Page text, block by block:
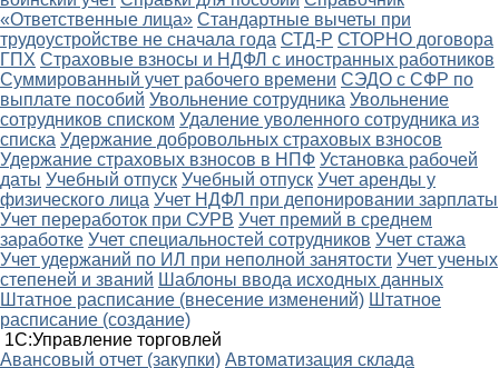
«Ответственные лица» Стандартные вычеты при
трудоустройстве не сначала года СТД-Р СТОРНО договора
ГПХ Страховые взносы и НДФЛ с иностранных работников
Суммированный учет рабочего времени СЭДО с СФР по
выплате пособий Увольнение сотрудника Увольнение
сотрудников списком Удаление уволенного сотрудника из
списка Удержание добровольных страховых взносов
Удержание страховых взносов в НПФ Установка рабочей
даты Учебный отпуск Учебный отпуск Учет аренды у
физического лица Учет НДФЛ при депонировании зарплаты
Учет переработок при СУРВ Учет премий в среднем
заработке Учет специальностей сотрудников Учет стажа
Учет удержаний по ИЛ при неполной занятости Учет ученых
степеней и званий Шаблоны ввода исходных данных
Штатное расписание (внесение изменений) Штатное
расписание (создание)
1С:Управление торговлей
Авансовый отчет (закупки) Автоматизация склада